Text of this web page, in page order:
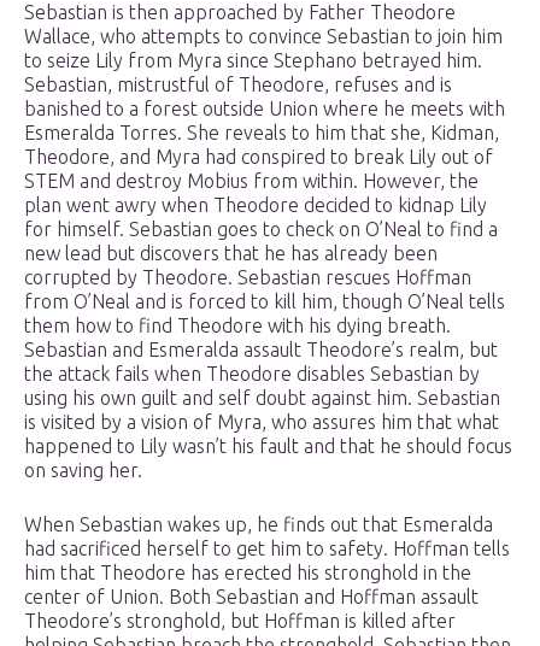
Sebastian is then approached by Father Theodore
Wallace, who attempts to convince Sebastian to join him
to seize Lily from Myra since Stephano betrayed him.
Sebastian, mistrustful of Theodore, refuses and is
banished to a forest outside Union where he meets with
Esmeralda Torres. She reveals to him that she, Kidman,
Theodore, and Myra had conspired to break Lily out of
STEM and destroy Mobius from within. However, the
plan went awry when Theodore decided to kidnap Lily
for himself. Sebastian goes to check on O’Neal to find a
new lead but discovers that he has already been
corrupted by Theodore. Sebastian rescues Hoffman
from O’Neal and is forced to kill him, though O’Neal tells
them how to find Theodore with his dying breath.
Sebastian and Esmeralda assault Theodore’s realm, but
the attack fails when Theodore disables Sebastian by
using his own guilt and self doubt against him. Sebastian
is visited by a vision of Myra, who assures him that what
happened to Lily wasn’t his fault and that he should focus
on saving her.
When Sebastian wakes up, he finds out that Esmeralda
had sacrificed herself to get him to safety. Hoffman tells
him that Theodore has erected his stronghold in the
center of Union. Both Sebastian and Hoffman assault
Theodore’s stronghold, but Hoffman is killed after